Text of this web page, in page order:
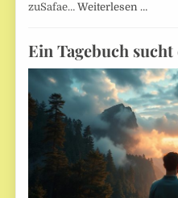
zuSafae…Weiterlesen …
Ein Tagebuch